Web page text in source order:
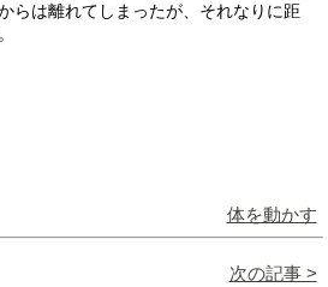
らは離れてしまったが、それなりに距
体を動かす
次の記事 >